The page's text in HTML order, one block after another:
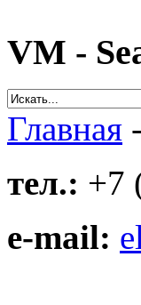
VM -
Главная -
тел.: +7
e-mail: